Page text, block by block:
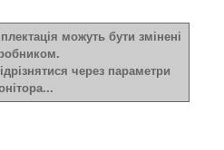
можуть бути змінені
через параметри